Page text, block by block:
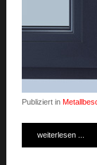
Publiziert in
weiterlesen ...